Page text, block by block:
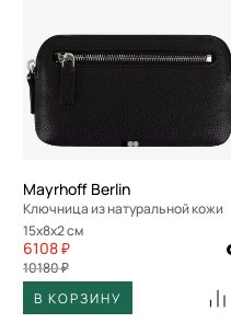
Mayrhoff Berlin
Ключница из натуральной кожи
15x8x2 см
6108 ₽
10180 ₽
В КОРЗИНУ